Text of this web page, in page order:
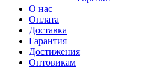
О нас
Оплата
Доставка
Гарантия
Достижения
Оптовикам